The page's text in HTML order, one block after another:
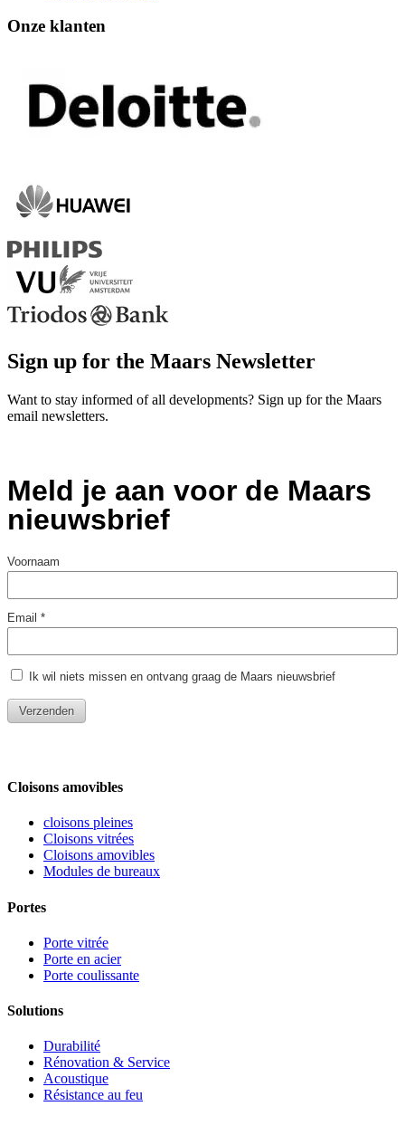
Onze klanten
Sign up for the Maars Newsletter
Want to stay informed of all developments? Sign up for the Maars
email newsletters.
Cloisons amovibles
cloisons pleines
Cloisons vitrées
Cloisons amovibles
Modules de bureaux
Portes
Porte vitrée
Porte en acier
Porte coulissante
Solutions
Durabilité
Rénovation & Service
Acoustique
Résistance au feu